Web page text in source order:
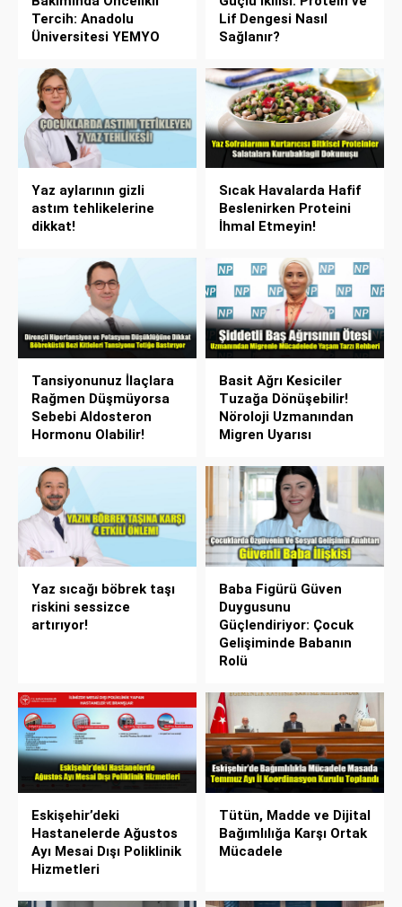
Tercih: Anadolu
Üniversitesi YEMYO
Lif Dengesi Nasıl
Sağlanır?
Yaz aylarının gizli
astım tehlikelerine
dikkat!
Sıcak Havalarda Hafif
Beslenirken Proteini
İhmal Etmeyin!
Tansiyonunuz İlaçlara
Rağmen Düşmüyorsa
Sebebi Aldosteron
Hormonu Olabilir!
Basit Ağrı Kesiciler
Tuzağa Dönüşebilir!
Nöroloji Uzmanından
Migren Uyarısı
Yaz sıcağı böbrek taşı
riskini sessizce
artırıyor!
Baba Figürü Güven
Duygusunu
Güçlendiriyor: Çocuk
Gelişiminde Babanın
Rolü
Eskişehir’deki
Hastanelerde Ağustos
Ayı Mesai Dışı Poliklinik
Hizmetleri
Tütün, Madde ve Dijital
Bağımlılığa Karşı Ortak
Mücadele